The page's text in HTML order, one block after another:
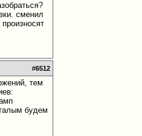
сменил
#6512
тем
будем